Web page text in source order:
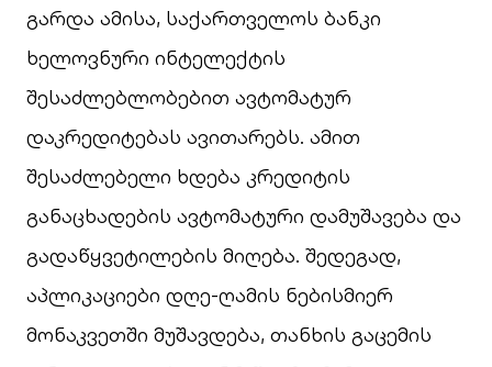
გარდა ამისა, საქართველოს ბანკი
ხელოვნური ინტელექტის
შესაძლებლობებით ავტომატურ
დაკრედიტებას ავითარებს. ამით
შესაძლებელი ხდება კრედიტის
განაცხადების ავტომატური დამუშავება და
გადაწყვეტილების მიღება. შედეგად,
აპლიკაციები დღე-ღამის ნებისმიერ
მონაკვეთში მუშავდება, თანხის გაცემის